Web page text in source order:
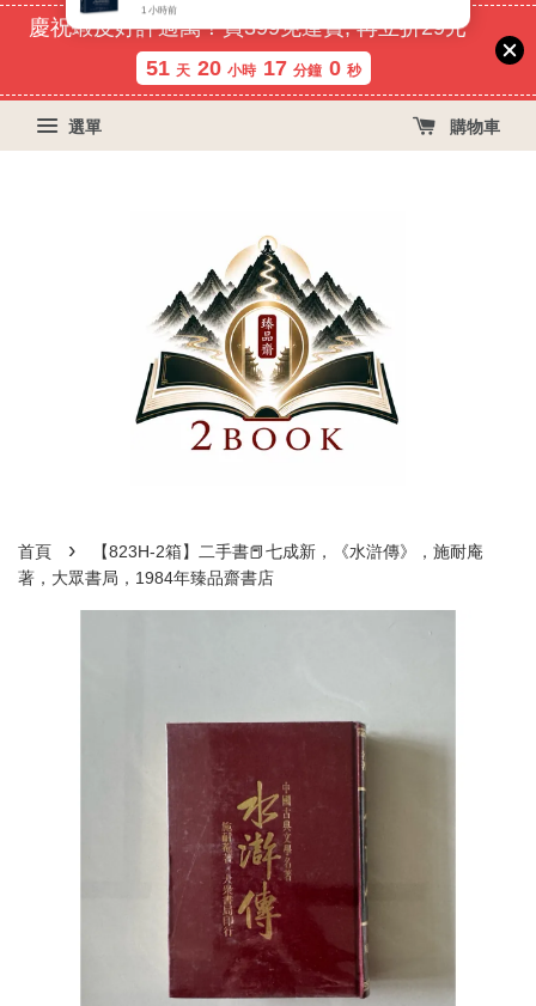
慶祝蝦皮好評過萬！買399免運費, 再立折29元
51 天 20 小時 16 分鐘 59秒
選單 購物車
首頁 ›
【823H-2箱】二手書📕七成新，《水滸傳》，施耐庵
著，大眾書局，1984年臻品齋書店